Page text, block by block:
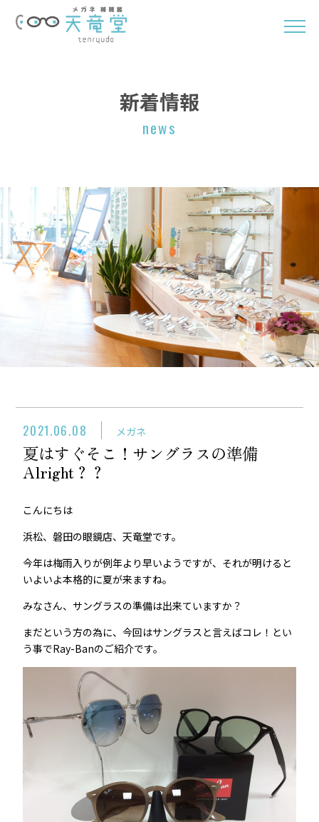
新着情報
news
2021.06.08 メガネ
夏はすぐそこ！サングラスの準備
Alright？？
こんにちは
浜松、磐田の眼鏡店、天竜堂です。
今年は梅雨入りが例年より早いようですが、それが明けると
いよいよ本格的に夏が来ますね。
みなさん、サングラスの準備は出来ていますか？
まだという方の為に、今回はサングラスと言えばコレ！とい
う事でRay-Banのご紹介です。